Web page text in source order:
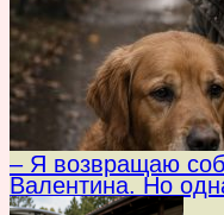
– Я возвращаю
Валентина. Но